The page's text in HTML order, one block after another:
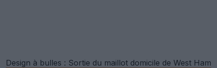
Design à bulles : Sortie du maillot domicile de West Ham